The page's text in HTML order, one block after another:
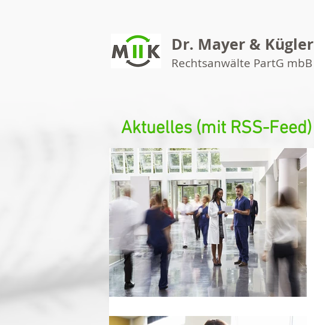
Dr. Mayer & Kügler
Rechtsanwälte PartG mbB
Aktuelles (mit RSS-Feed)